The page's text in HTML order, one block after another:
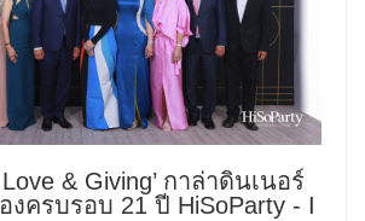
Love & Giving’ กาล่าดินเนอร์
งครบรอบ 21 ปี HiSoParty - I